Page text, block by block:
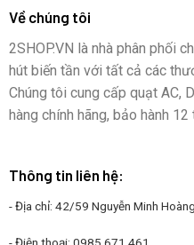
Về chúng tôi
2SHOP.VN là nhà phân phối
hút biến tần với tất cả các
Chúng tôi cung cấp quạt AC,
hàng chính hãng, bảo hành
Thông tin liên hệ:
- Địa chỉ: 42/59 Nguyễn Minh